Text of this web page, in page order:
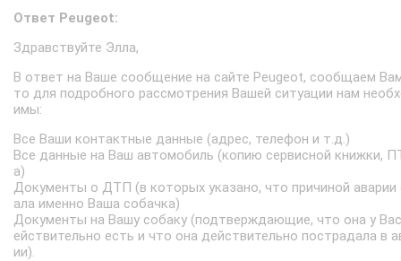
Ответ Peugeot:
Здравствуйте Элла,
В ответ на Ваше сообщение на сайте Peugeot, сообщаем
то для подробного рассмотрения Вашей ситуации нам
имы:
Все Ваши контактные данные (адрес, телефон и т.д.)
Все данные на Ваш автомобиль (копию сервисной книжки,
а)
Документы о ДТП (в которых указано, что причиной аварии
ала именно Ваша собачка)
Документы на Вашу собаку (подтверждающие, что она у
ействительно есть и что она действительно пострадала в
ии).